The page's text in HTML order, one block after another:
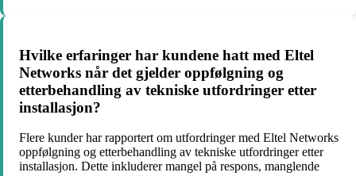
Hvilke erfaringer har kundene hatt med Eltel
Networks når det gjelder oppfølgning og
etterbehandling av tekniske utfordringer etter
installasjon?
Flere kunder har rapportert om utfordringer med Eltel Networks
oppfølgning og etterbehandling av tekniske utfordringer etter
installasjon. Dette inkluderer mangel på respons, manglende